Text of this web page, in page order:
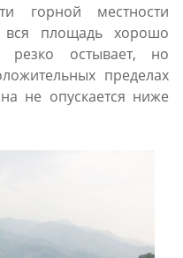
горной местности
площадь хорошо
резко остывает, но
пределах
не опускается ниже